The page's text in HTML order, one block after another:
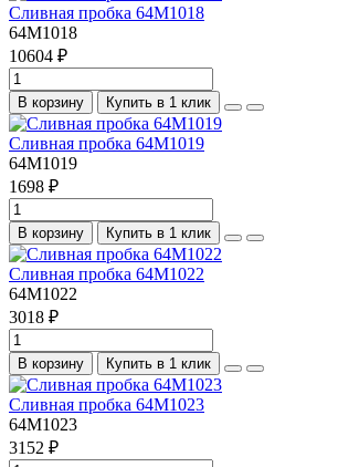
Сливная пробка 64M1018
64M1018
10604 ₽
В корзину Купить в 1 клик
Сливная пробка 64M1019
64M1019
1698 ₽
В корзину Купить в 1 клик
Сливная пробка 64M1022
64M1022
3018 ₽
В корзину Купить в 1 клик
Сливная пробка 64M1023
64M1023
3152 ₽